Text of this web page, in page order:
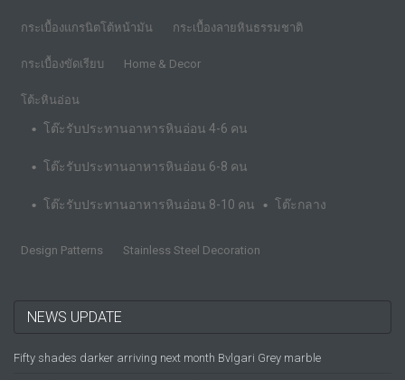
กระเบื้องแกรนิตโต้หน้ามัน กระเบื้องลายหินธรรมชาติ
กระเบื้องขัดเรียบ Home & Decor
โต้ะหินอ่อน
โต๊ะรับประทานอาหารหินอ่อน 4-6 คน
โต๊ะรับประทานอาหารหินอ่อน 6-8 คน
โต๊ะรับประทานอาหารหินอ่อน 8-10 คน โต๊ะกลาง
Design Patterns Stainless Steel Decoration
NEWS UPDATE
Fifty shades darker arriving next month Bvlgari Grey marble